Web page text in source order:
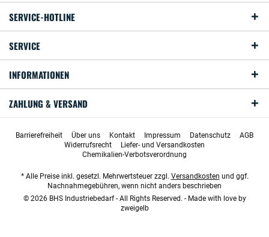
SERVICE-HOTLINE
SERVICE
INFORMATIONEN
ZAHLUNG & VERSAND
Barrierefreiheit Über uns Kontakt Impressum Datenschutz
AGB
Widerrufsrecht
Liefer- und Versandkosten
Chemikalien-Verbotsverordnung
* Alle Preise inkl. gesetzl. Mehrwertsteuer zzgl. Versandkosten und ggf.
Nachnahmegebühren, wenn nicht anders beschrieben
© 2026 BHS Industriebedarf - All Rights Reserved. - Made with love by
zweigelb